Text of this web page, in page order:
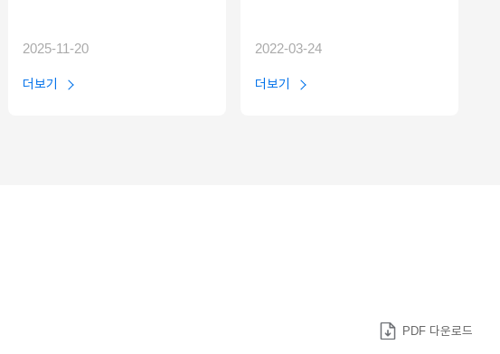
2025-11-20
더보기
2022-03-24
더보기
PDF 다운로드